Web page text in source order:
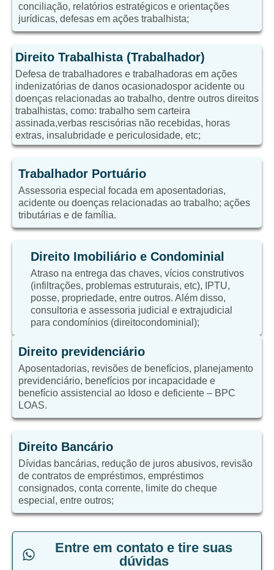
conciliação, relatórios estratégicos e orientações
jurídicas, defesas em ações trabalhista;
Direito Trabalhista (Trabalhador)
Defesa de trabalhadores e trabalhadoras em ações
indenizatórias de danos ocasionadospor acidente ou
doenças relacionadas ao trabalho, dentre outros direitos
trabalhistas, como: trabalho sem carteira
assinada,verbas rescisórias não recebidas, horas
extras, insalubridade e periculosidade, etc;
Trabalhador Portuário
Assessoria especial focada em aposentadorias,
acidente ou doenças relacionadas ao trabalho; ações
tributárias e de família.
Direito Imobiliário e Condominial
Atraso na entrega das chaves, vícios construtivos
(infiltrações, problemas estruturais, etc), IPTU,
posse, propriedade, entre outros. Além disso,
consultoria e assessoria judicial e extrajudicial
para condomínios (direitocondominial);
Direito previdenciário
Aposentadorias, revisões de benefícios, planejamento
previdenciário, benefícios por incapacidade e
benefício assistencial ao Idoso e deficiente – BPC
LOAS.
Direito Bancário
Dívidas bancárias, redução de juros abusivos, revisão
de contratos de empréstimos, empréstimos
consignados, conta corrente, limite do cheque
especial, entre outros;
Entre em contato e tire suas
dúvidas